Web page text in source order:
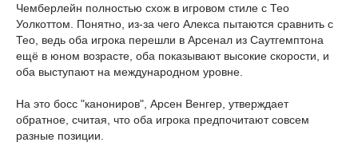
Чемберлейн полностью схож в игровом стиле с Тео
Уолкоттом. Понятно, из-за чего Алекса пытаются сравнить с
Тео, ведь оба игрока перешли в Арсенал из Саутгемптона
ещё в юном возрасте, оба показывают высокие скорости, и
оба выступают на международном уровне.
На это босс "канониров", Арсен Венгер, утверждает
обратное, считая, что оба игрока предпочитают совсем
разные позиции.